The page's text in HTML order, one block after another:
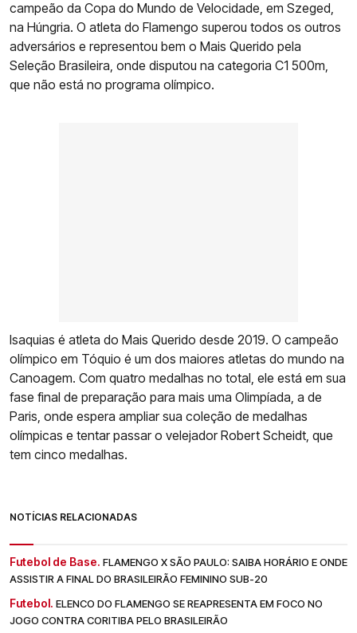
campeão da Copa do Mundo de Velocidade, em Szeged,
na Húngria. O atleta do Flamengo superou todos os outros
adversários e representou bem o Mais Querido pela
Seleção Brasileira, onde disputou na categoria C1 500m,
que não está no programa olímpico.
Isaquias é atleta do Mais Querido desde 2019. O campeão
olímpico em Tóquio é um dos maiores atletas do mundo na
Canoagem. Com quatro medalhas no total, ele está em sua
fase final de preparação para mais uma Olimpíada, a de
Paris, onde espera ampliar sua coleção de medalhas
olímpicas e tentar passar o velejador Robert Scheidt, que
tem cinco medalhas.
NOTÍCIAS RELACIONADAS
Futebol de Base. FLAMENGO X SÃO PAULO: SAIBA HORÁRIO E ONDE
ASSISTIR A FINAL DO BRASILEIRÃO FEMININO SUB-20
Futebol. ELENCO DO FLAMENGO SE REAPRESENTA EM FOCO NO
JOGO CONTRA CORITIBA PELO BRASILEIRÃO